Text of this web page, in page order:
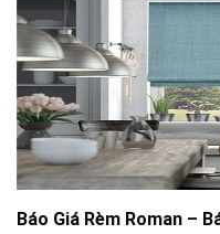
Báo Giá Rèm Roman –